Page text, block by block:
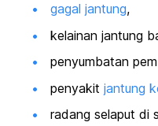
gagal jantung,
kelainan jantung
penyumbatan
penyakit jantung
radang selaput di